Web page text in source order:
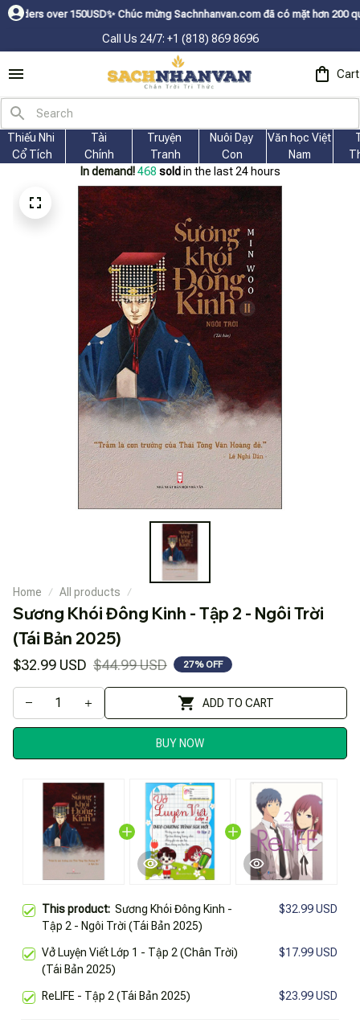
ㅤ✨Chúc mừng Sachnhanvan.com đã có mặt hơn 200 quốc gia như
Call Us 24/7: +1 (818) 869 8696
Cart
Thiếu Nhi
Cổ Tích
Tài
Chính
Truyện
Tranh
Nuôi Dạy
Con
Văn học Việt
Nam
In demand! 468 sold in the last 24 hours
Home All products
Sương Khói Đông Kinh - Tập 2 - Ngôi Trời
(Tái Bản 2025)
$32.99 USD $44.99 USD 27% OFF
ADD TO CART
BUY NOW
This product: Sương Khói Đông Kinh -
Tập 2 - Ngôi Trời (Tái Bản 2025)
$32.99 USD
Vở Luyện Viết Lớp 1 - Tập 2 (Chân Trời)
(Tái Bản 2025)
$17.99 USD
ReLIFE - Tập 2 (Tái Bản 2025) $23.99 USD